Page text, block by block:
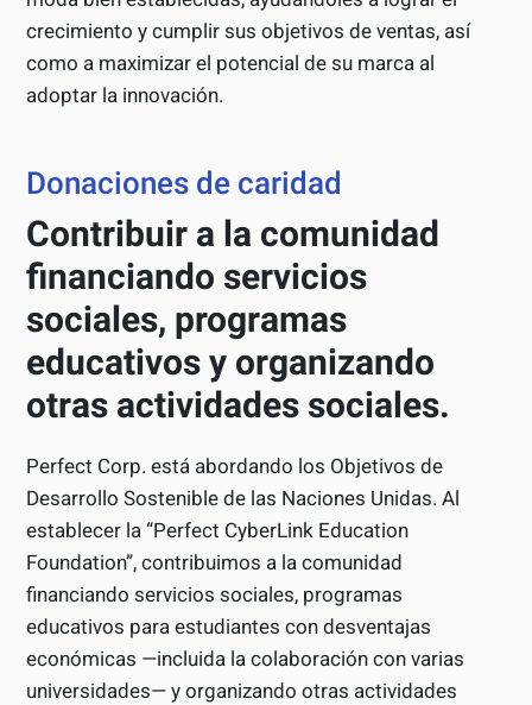
crecimiento y cumplir sus objetivos de ventas, así
como a maximizar el potencial de su marca al
adoptar la innovación.
Donaciones de caridad
Contribuir a la comunidad
financiando servicios
sociales, programas
educativos y organizando
otras actividades sociales.
Perfect Corp. está abordando los Objetivos de
Desarrollo Sostenible de las Naciones Unidas. Al
establecer la “Perfect CyberLink Education
Foundation”, contribuimos a la comunidad
financiando servicios sociales, programas
educativos para estudiantes con desventajas
económicas —incluida la colaboración con varias
universidades— y organizando otras actividades